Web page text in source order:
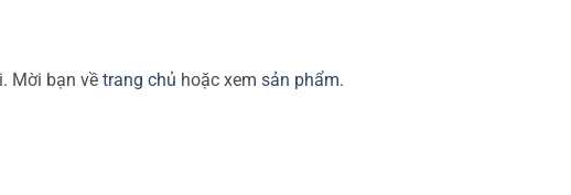
Mời bạn về trang chủ hoặc xem sản phẩm.